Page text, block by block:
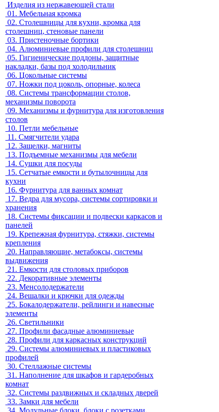
Изделия из нержавеющей стали
01. Мебельная кромка
02. Столешницы для кухни, кромка для
столешниц, стеновые панели
03. Пристеночные бортики
04. Алюминиевые профили для столешниц
05. Гигиенические поддоны, защитные
накладки, базы под холодильник
06. Цокольные системы
07. Ножки под цоколь, опорные, колеса
08. Системы трансформации столов,
механизмы поворота
09. Механизмы и фурнитура для изготовления
столов
10. Петли мебельные
11. Смягчители удара
12. Защелки, магниты
13. Подъемные механизмы для мебели
14. Сушки для посуды
15. Сетчатые емкости и бутылочницы для
кухни
16. Фурнитура для ванных комнат
17. Ведра для мусора, системы сортировки и
хранения
18. Системы фиксации и подвески каркасов и
панелей
19. Крепежная фурнитура, стяжки, системы
крепления
20. Направляющие, метабоксы, системы
выдвижения
21. Емкости для столовых приборов
22. Декоративные элементы
23. Менсолодержатели
24. Вешалки и крючки для одежды
25. Бокалодержатели, рейлинги и навесные
элементы
26. Светильники
27. Профили фасадные алюминиевые
28. Профили для каркасных конструкций
29. Системы алюминиевых и пластиковых
профилей
30. Стеллажные системы
31. Наполнение для шкафов и гардеробных
комнат
32. Системы раздвижных и складных дверей
33. Замки для мебели
34. Модульные блоки, блоки с розетками,